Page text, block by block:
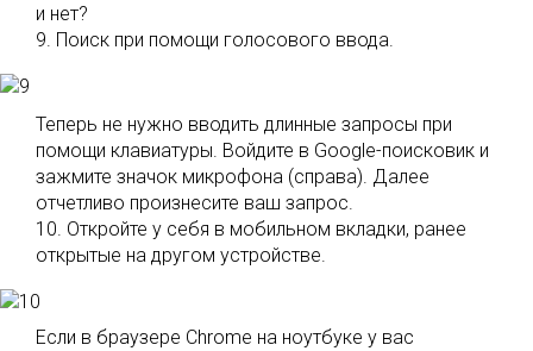
и нет?
9. Поиск при помощи голосового ввода.
Теперь не нужно вводить длинные запросы при
помощи клавиатуры. Войдите в Google-поисковик и
зажмите значок микрофона (справа). Далее
отчетливо произнесите ваш запрос.
10. Откройте у себя в мобильном вкладки, ранее
открытые на другом устройстве.
Если в браузере Chrome на ноутбуке у вас